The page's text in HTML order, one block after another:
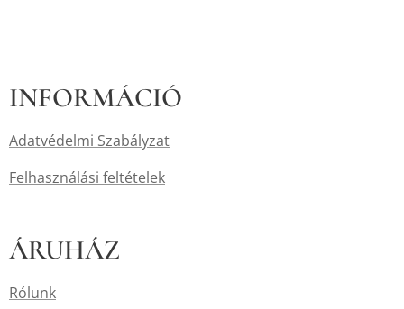
INFORMÁCIÓ
Adatvédelmi Szabályzat
Felhasználási feltételek
ÁRUHÁZ
Rólunk